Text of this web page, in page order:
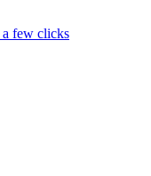
few clicks